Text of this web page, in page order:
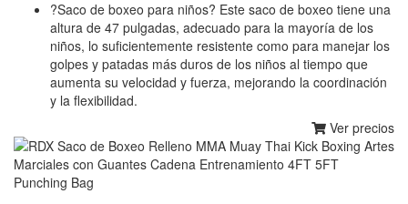
?Saco de boxeo para niños? Este saco de boxeo tiene una
altura de 47 pulgadas, adecuado para la mayoría de los
niños, lo suficientemente resistente como para manejar los
golpes y patadas más duros de los niños al tiempo que
aumenta su velocidad y fuerza, mejorando la coordinación
y la flexibilidad.
Ver precios